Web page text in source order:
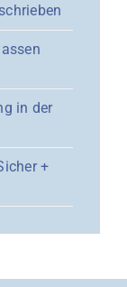
in der
+